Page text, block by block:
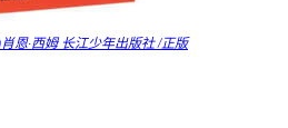
恩·西姆 长江少年出版社 /正版